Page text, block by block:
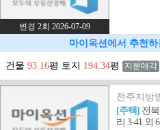
변경 2회 2026-07-09
마이옥션에서 추천
건물 93.16평 토지 194.34평 지분매각
전주지방
[주택] 전
리 3-41 외